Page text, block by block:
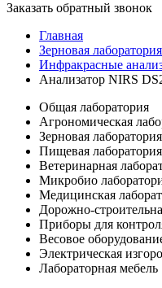
Заказать обратный звонок
Главная
Зерновая лаборатория
Инфракрасные
Анализатор NIRS
Общая лаборатория
Агрономическая
Зерновая лаборатория
Пищевая лаборатория
Ветеринарная
Микробио
Медицинская
Дорожно-
Приборы для
Весовое
Электрическая
Лабораторная мебель